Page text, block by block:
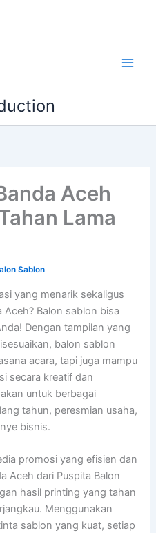
Aceh
Lama
Sablon
yang menarik sekaligus
Balon sablon bisa
Dengan tampilan yang
balon sablon
acara, tapi juga mampu
secara kreatif dan
untuk berbagai
tahun, peresmian usaha,
bisnis.
promosi yang efisien dan
Aceh dari Puspita Balon
hasil printing yang tahan
Menggunakan
sablon yang kuat, setiap